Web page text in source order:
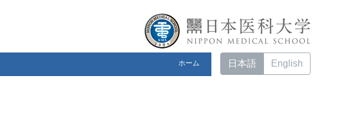
ホーム 日本語 English